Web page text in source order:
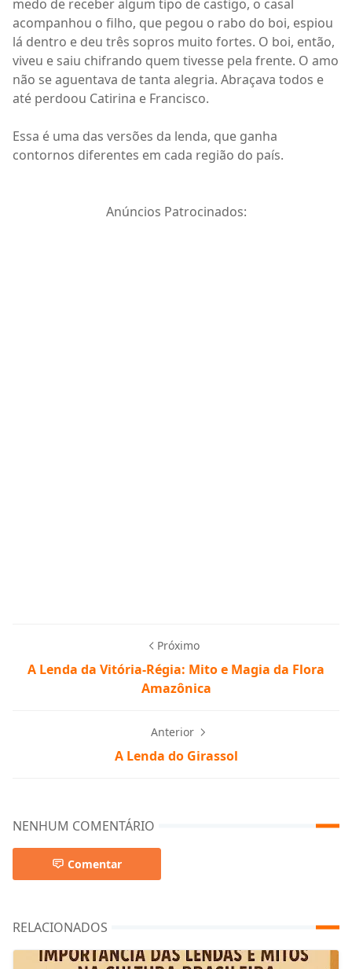
medo de receber algum tipo de castigo, o casal
acompanhou o filho, que pegou o rabo do boi, espiou
lá dentro e deu três sopros muito fortes. O boi, então,
viveu e saiu chifrando quem tivesse pela frente. O amo
não se aguentava de tanta alegria. Abraçava todos e
até perdoou Catirina e Francisco.
Essa é uma das versões da lenda, que ganha
contornos diferentes em cada região do país.
Anúncios Patrocinados:
Próximo
A Lenda da Vitória-Régia: Mito e Magia da Flora
Amazônica
Anterior
A Lenda do Girassol
NENHUM COMENTÁRIO
Comentar
RELACIONADOS